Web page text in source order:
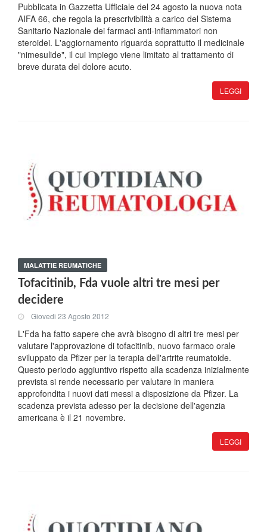
Pubblicata in Gazzetta Ufficiale del 24 agosto la nuova nota
AIFA 66, che regola la prescrivibilità a carico del Sistema
Sanitario Nazionale dei farmaci anti-infiammatori non
steroidei. L'aggiornamento riguarda soprattutto il medicinale
"nimesulide", il cui impiego viene limitato al trattamento di
breve durata del dolore acuto.
LEGGI
MALATTIE REUMATICHE
Tofacitinib, Fda vuole altri tre mesi per
decidere
Giovedi 23 Agosto 2012
L'Fda ha fatto sapere che avrà bisogno di altri tre mesi per
valutare l'approvazione di tofacitinib, nuovo farmaco orale
sviluppato da Pfizer per la terapia dell'artrite reumatoide.
Questo periodo aggiuntivo rispetto alla scadenza inizialmente
prevista si rende necessario per valutare in maniera
approfondita i nuovi dati messi a disposizione da Pfizer. La
scadenza prevista adesso per la decisione dell'agenzia
americana è il 21 novembre.
LEGGI